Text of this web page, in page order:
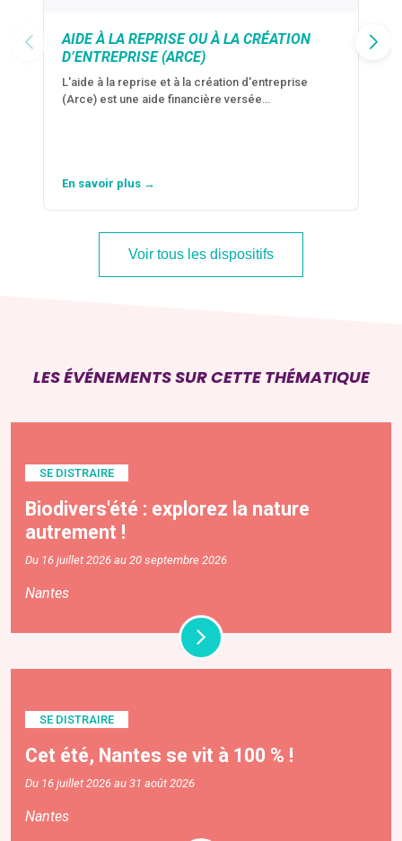
AIDE À LA REPRISE OU À LA CRÉATION
D’ENTREPRISE (ARCE)
L'aide à la reprise et à la création d'entreprise
(Arce) est une aide financière versée…
En savoir plus →
Voir tous les dispositifs
LES ÉVÉNEMENTS SUR CETTE THÉMATIQUE
SE DISTRAIRE
Biodivers'été : explorez la nature
autrement !
Du 16 juillet 2026 au 20 septembre 2026
Nantes
SE DISTRAIRE
Cet été, Nantes se vit à 100 % !
Du 16 juillet 2026 au 31 août 2026
Nantes